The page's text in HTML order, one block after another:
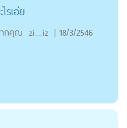
รเอ่ย
กคุณ zi__iz | 18/3/2546